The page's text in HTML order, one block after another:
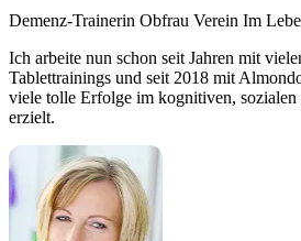
Demenz-Trainerin Obfrau Verein Im
Ich arbeite nun schon seit Jahren mit
Tablettrainings und seit 2018 mit
viele tolle Erfolge im kognitiven,
erzielt.